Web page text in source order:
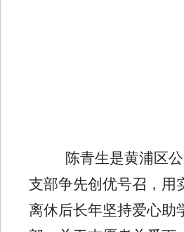
陈青生是黄浦区
支部争先创优号召，用
离休后长年坚持爱心助